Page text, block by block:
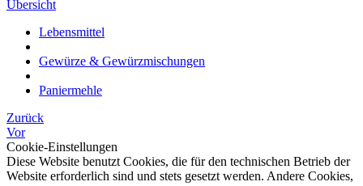
Übersicht
Lebensmittel
Gewürze & Gewürzmischungen
Paniermehle
Zurück
Vor
Cookie-Einstellungen
Diese Website benutzt Cookies, die für den technischen Betrieb der
Website erforderlich sind und stets gesetzt werden. Andere Cookies,